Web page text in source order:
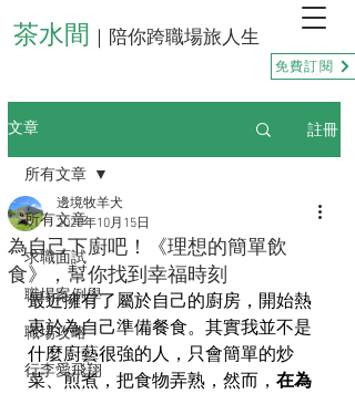
茶水間 ｜陪你跨職場旅人生
免費訂閱
文章 註冊
所有文章
求職面試
職場案例學
職場攻略
行李愛飛翔
所有文章
為自己下廚吧！《理想的簡單飲
食》，幫你找到幸福時刻
邊境牧羊犬
2025年10月15日
最近擁有了屬於自己的廚房，開始熱
衷於為自己準備餐食。其實我並不是
什麼廚藝很強的人，只會簡單的炒
菜、煎煮，把食物弄熟，然而， 在為